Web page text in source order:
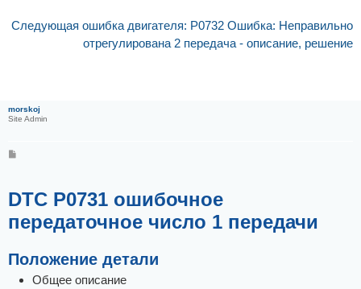
Следующая ошибка двигателя: P0732 Ошибка: Неправильно
отрегулирована 2 передача - описание, решение
morskoj
Site Admin
щ
е
и
е
DTC P0731 ошибочное
передаточное число 1 передачи
Положение детали
Общее описание